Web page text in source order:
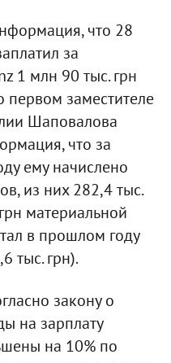
что 28
за
1 млн 90 тыс. грн
первом заместителе
Шаповалова
что за
ему начислено
из них 282,4 тыс.
материальной
в прошлом году
тыс. грн).
закону о
на зарплату
на 10% по